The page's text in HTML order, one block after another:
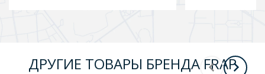
ДРУГИЕ ТОВАРЫ БРЕНДА FRAP